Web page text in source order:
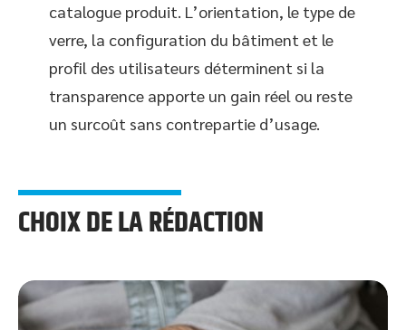
catalogue produit. L’orientation, le type de
verre, la configuration du bâtiment et le
profil des utilisateurs déterminent si la
transparence apporte un gain réel ou reste
un surcoût sans contrepartie d’usage.
CHOIX DE LA RÉDACTION